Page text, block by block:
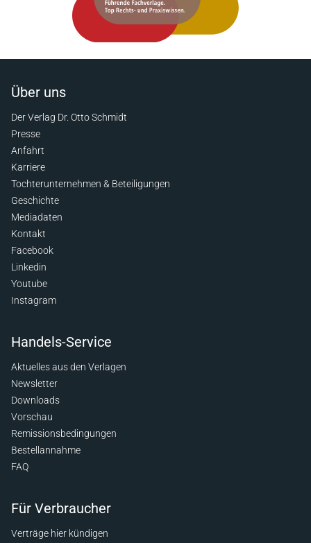
Über uns
Der Verlag Dr. Otto Schmidt
Presse
Anfahrt
Karriere
Tochterunternehmen & Beteiligungen
Geschichte
Mediadaten
Kontakt
Facebook
Linkedin
Youtube
Instagram
Handels-Service
Aktuelles aus den Verlagen
Newsletter
Downloads
Vorschau
Remissionsbedingungen
Bestellannahme
FAQ
Für Verbraucher
Verträge hier kündigen